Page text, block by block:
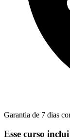
Garantia de 7 dias
Esse curso inclui